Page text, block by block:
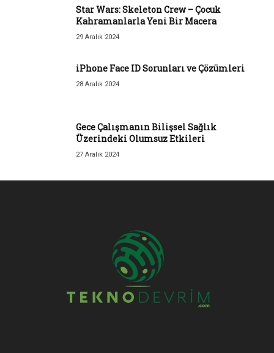
Star Wars: Skeleton Crew – Çocuk
Kahramanlarla Yeni Bir Macera
29 Aralık 2024
iPhone Face ID Sorunları ve Çözümleri
28 Aralık 2024
Gece Çalışmanın Bilişsel Sağlık
Üzerindeki Olumsuz Etkileri
27 Aralık 2024